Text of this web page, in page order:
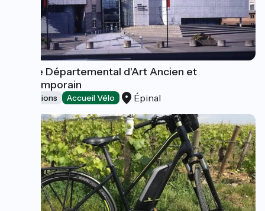
Musée Départemental d'Art Ancien et
Contemporain
Exhibitions Accueil Vélo Épinal